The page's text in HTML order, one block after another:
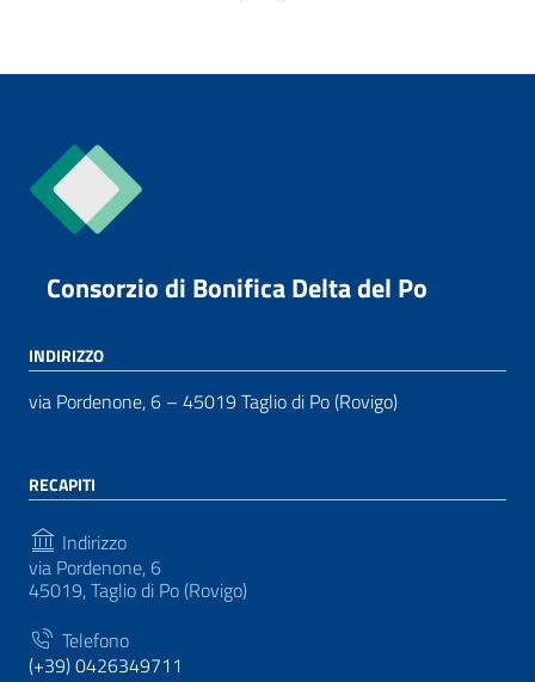
Consorzio di Bonifica Delta del Po
INDIRIZZO
via Pordenone, 6 – 45019 Taglio di Po (Rovigo)
RECAPITI
Indirizzo
via Pordenone, 6
45019, Taglio di Po (Rovigo)
Telefono
(+39) 0426349711